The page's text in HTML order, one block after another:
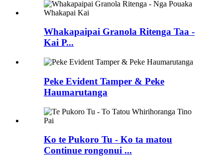
Whakapaipai Granola Ritenga Taa -
Kai P...
Peke Evident Tamper & Peke
Haumarutanga
Ko te Pukoro Tu - Ko ta matou
Continue rongonui ...